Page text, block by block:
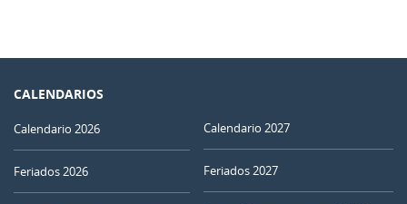
CALENDARIOS
Calendario 2026
Feriados 2026
Calendario 2027
Feriados 2027